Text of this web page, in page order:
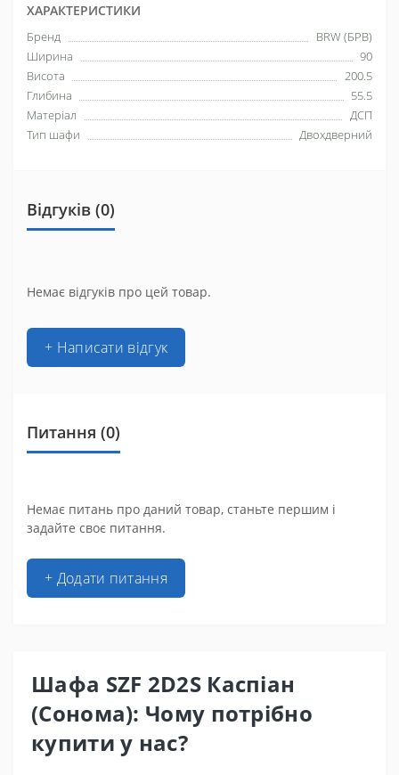
ХАРАКТЕРИСТИКИ
Бренд
BRW (БРВ)
Ширина
90
Висота
200.5
Глибина
55.5
Матеріал
ДСП
Тип шафи
Двохдверний
Відгуків (0)
Немає відгуків про цей товар.
+ Написати відгук
Питання (0)
Немає питань про даний товар, станьте першим і
задайте своє питання.
+ Додати питання
Шафа SZF 2D2S Каспіан
(Сонома): Чому потрібно
купити у нас?